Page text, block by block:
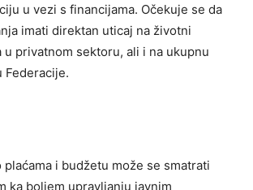
u vezi s financijama. Očekuje se da
imati direktan uticaj na životni
u privatnom sektoru, ali i na ukupnu
Federacije.
plaćama i budžetu može se smatrati
ka boljem upravljanju javnim